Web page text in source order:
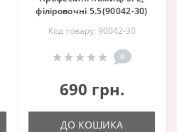
філіровочні 5.5(90042-30)
Код товару: 90042-30
0
690 грн.
ДО КОШИКА